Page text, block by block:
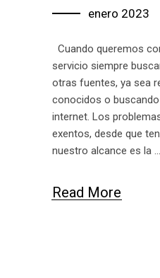
enero 2023
Cuando queremos
servicio siempre
otras fuentes, ya sea
conocidos o
internet. Los
exentos, desde que
nuestro alcance es la
Read More